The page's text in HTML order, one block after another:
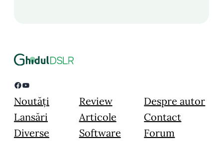
Facebook YouTube
Noutăți
Lansări
Diverse
Review
Articole
Software
Despre autor
Contact
Forum